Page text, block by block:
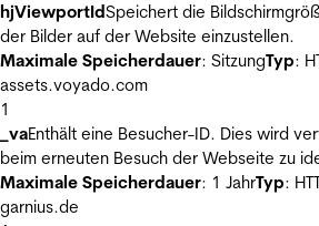
hjViewportIdSpeichert die
der Bilder auf der Website einzustellen.
Maximale Speicherdauer: SitzungTyp:
assets.voyado.com
1
_vaEnthält eine Besucher-ID. Dies wird
beim erneuten Besuch der Webseite zu
Maximale Speicherdauer: 1 JahrTyp:
garnius.de